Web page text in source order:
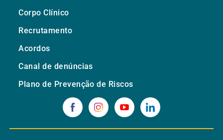
Corpo Clínico
Recrutamento
Acordos
Canal de denúncias
Plano de Prevenção de Riscos